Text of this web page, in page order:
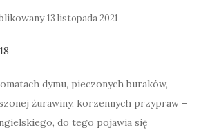
13 listopada 2021
dymu, pieczonych buraków,
żurawiny, korzennych przypraw –
do tego pojawia się